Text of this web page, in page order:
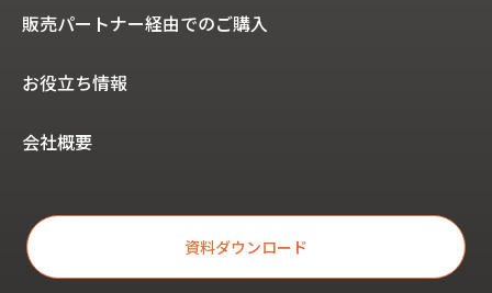
販売パートナー経由でのご購入
お役立ち情報
会社概要
資料ダウンロード